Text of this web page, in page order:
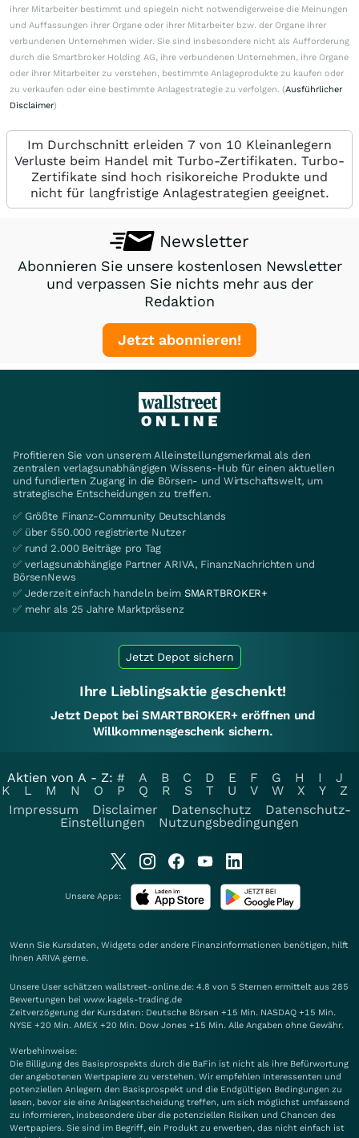
ihrer Mitarbeiter bestimmt und spiegeln nicht notwendigerweise die Meinungen
und Auffassungen ihrer Organe oder ihrer Mitarbeiter bzw. der Organe ihrer
verbundenen Unternehmen wider. Sie sind insbesondere nicht als Aufforderung
durch die Smartbroker Holding AG, ihre verbundenen Unternehmen, ihre Organe
oder ihrer Mitarbeiter zu verstehen, bestimmte Anlageprodukte zu kaufen oder
zu verkaufen oder eine bestimmte Anlagestrategie zu verfolgen. (Ausführlicher
Disclaimer)
Im Durchschnitt erleiden 7 von 10 Kleinanlegern
Verluste beim Handel mit Turbo-Zertifikaten. Turbo-
Zertifikate sind hoch risikoreiche Produkte und
nicht für langfristige Anlagestrategien geeignet.
Newsletter
Abonnieren Sie unsere kostenlosen Newsletter
und verpassen Sie nichts mehr aus der
Redaktion
Jetzt abonnieren!
Profitieren Sie von unserem Alleinstellungsmerkmal als den
zentralen verlagsunabhängigen Wissens-Hub für einen aktuellen
und fundierten Zugang in die Börsen- und Wirtschaftswelt, um
strategische Entscheidungen zu treffen.
✅ Größte Finanz-Community Deutschlands
✅ über 550.000 registrierte Nutzer
✅ rund 2.000 Beiträge pro Tag
✅ verlagsunabhängige Partner ARIVA, FinanzNachrichten und
BörsenNews
✅ Jederzeit einfach handeln beim SMARTBROKER+
✅ mehr als 25 Jahre Marktpräsenz
Jetzt Depot sichern
Ihre Lieblingsaktie geschenkt!
Jetzt Depot bei SMARTBROKER+ eröffnen und
Willkommensgeschenk sichern.
Aktien von A - Z: # A B C D E F G H I
J
K
L M N O P Q R S T U V W X Y
Z
Impressum
Disclaimer Datenschutz
Datenschutz-
Einstellungen
Nutzungsbedingungen
Unsere Apps:
Wenn Sie Kursdaten, Widgets oder andere Finanzinformationen benötigen, hilft
Ihnen ARIVA gerne.
Unsere User schätzen wallstreet-online.de: 4.8 von 5 Sternen ermittelt aus 285
Bewertungen bei www.kagels-trading.de
Zeitverzögerung der Kursdaten: Deutsche Börsen +15 Min. NASDAQ +15 Min.
NYSE +20 Min. AMEX +20 Min. Dow Jones +15 Min. Alle Angaben ohne Gewähr.
Werbehinweise:
Die Billigung des Basisprospekts durch die BaFin ist nicht als ihre Befürwortung
der angebotenen Wertpapiere zu verstehen. Wir empfehlen Interessenten und
potenziellen Anlegern den Basisprospekt und die Endgültigen Bedingungen zu
lesen, bevor sie eine Anlageentscheidung treffen, um sich möglichst umfassend
zu informieren, insbesondere über die potenziellen Risiken und Chancen des
Wertpapiers. Sie sind im Begriff, ein Produkt zu erwerben, das nicht einfach ist